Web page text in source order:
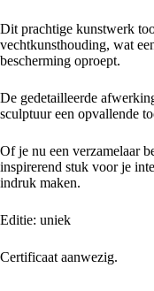
Dit prachtige kunstwerk
vechtkunsthouding, wat
bescherming oproept.
De gedetailleerde
sculptuur een opvallende
Of je nu een verzamelaar
inspirerend stuk voor je
indruk maken.
Editie: uniek
Certificaat aanwezig.